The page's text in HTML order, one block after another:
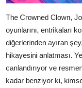
The Crowned Clown,
oyunlarını, entrikaları
diğerlerinden ayıran
hikayesini anlatması.
canlandırıyor ve
kadar benziyor ki,